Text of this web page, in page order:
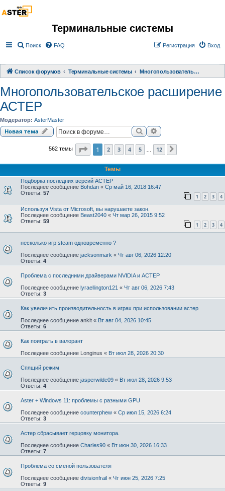
Терминальные системы
Поиск FAQ Вход
Регистрация
Список форумов Терминальные системы Многопользовательское расширение АСТЕР
Многопользовательское расширение
АСТЕР
Модератор: AsterMaster
Новая тема ПоискРасширенный поиск
562 темы Страница1 из
1 2 3 4 5 12
Темы
Подборка последних версий АСТЕР
Последнее сообщение Bohdan « Ср май 16, 2018 16:47
Ответы: 57
1 2 3 4
Используя Vista от Microsoft, вы нарушаете закон.
Последнее сообщение Beast2040 « Чт мар 26, 2015 9:52
Ответы: 59
1 2 3 4
несколько игр steam одновременно ?
Последнее сообщение jacksonmark « Чт авг 06, 2026 12:20
Ответы: 4
Проблема с последними драйверами NVIDIA и АСТЕР
Последнее сообщение lyraellington121 « Чт авг 06, 2026 7:43
Ответы: 3
Как увеличить производительность в играх при использовании астер
Последнее сообщение ankit « Вт авг 04, 2026 10:45
Ответы: 6
Как поиграть в валорант
Последнее сообщение Longinus « Вт июл 28, 2026 20:30
Спящий режим
Последнее сообщение jasperwilde09 « Вт июл 28, 2026 9:53
Ответы: 4
Aster + Windows 11: проблемы с разными GPU
Последнее сообщение counterphew « Ср июл 15, 2026 6:24
Ответы: 3
Астер сбрасывает герцовку монитора.
Последнее сообщение Charles90 « Вт июн 30, 2026 16:33
Ответы: 7
Проблема со сменой пользователя
Последнее сообщение divisionfrail « Чт июн 25, 2026 7:25
Ответы: 9